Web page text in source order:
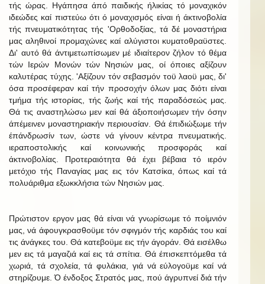
τής ώρας. Ηγάπησα άπό παιδικής ήλικίας τό μοναχικόν
ιδεώδες καί πιστεύω ότι ό μοναχισμός είναι ή άκτινοβολία
τής πνευματικότητας τής 'Ορθοδοξίας, τά δέ μοναστήρια
μας αληθινοί προμαχώνες καί αλύγιστοι κυματοθραϋστες.
Δι' αυτό θά άντιμετωπίσωμεν μέ ιδιαίτερον ζήλον τό θέμα
τών Ιερών Μονών τών Νησιών μας, οί όποιες αξίζουν
καλυτέρας τύχης. 'Αξίζουν τόν σεβασμόν τοϋ λαοϋ μας, δι'
όσα προσέφεραν καί τήν προσοχήν όλων μας διότι είναι
τμήμα τής ιστορίας, τής ζωής καί τής παραδόσεώς μας.
Θά τις αναστηλώσω μεν καί θά άξιοποιήσωμεν τήν όσην
άπέμεινεν μοναστηριακήν περιουσίαν. Θά έπιδιώξωμε τήν
έπάνδρωσίν των, ώστε νά γίνουν κέντρα πνευματικής.
ιεραποστολικής καί κοινωνικής προσφοράς καί
άκτινοβολίας. Προτεραιότητα θά έχει βέβαια τό ιερόν
μετόχιο τής Παναγίας μας εις τόν Κατσίκα, όπως καί τά
πολυάριθμα εξωκκλήσια τών Νησιών μας.
Πρώτιστον εργον μας θά είναι νά γνωρίσωμε τό ποίμνιόν
μας, νά άφουγκρασθοϋμε τόν σφιγμόν τής καρδιάς του καί
τις άνάγκες του. Θά κατεβοϋμε εις τήν άγοράν. Θά εισέλθω
μεν εις τά μαγαζιά καί εις τά σπίτια. Θά έπισκεπτόμεθα τά
χωριά, τά σχολεία, τά φυλάκια, γιά νά εύλογοϋμε καί νά
στηρίζουμε. Ό ένδοξος Στρατός μας, πού άγρυπνεί διά τήν